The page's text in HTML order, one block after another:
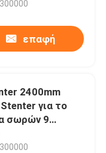
επαφή
2400mm
για το
σωρών 9